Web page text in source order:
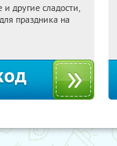
Получили:
другие сладости,
праздника на